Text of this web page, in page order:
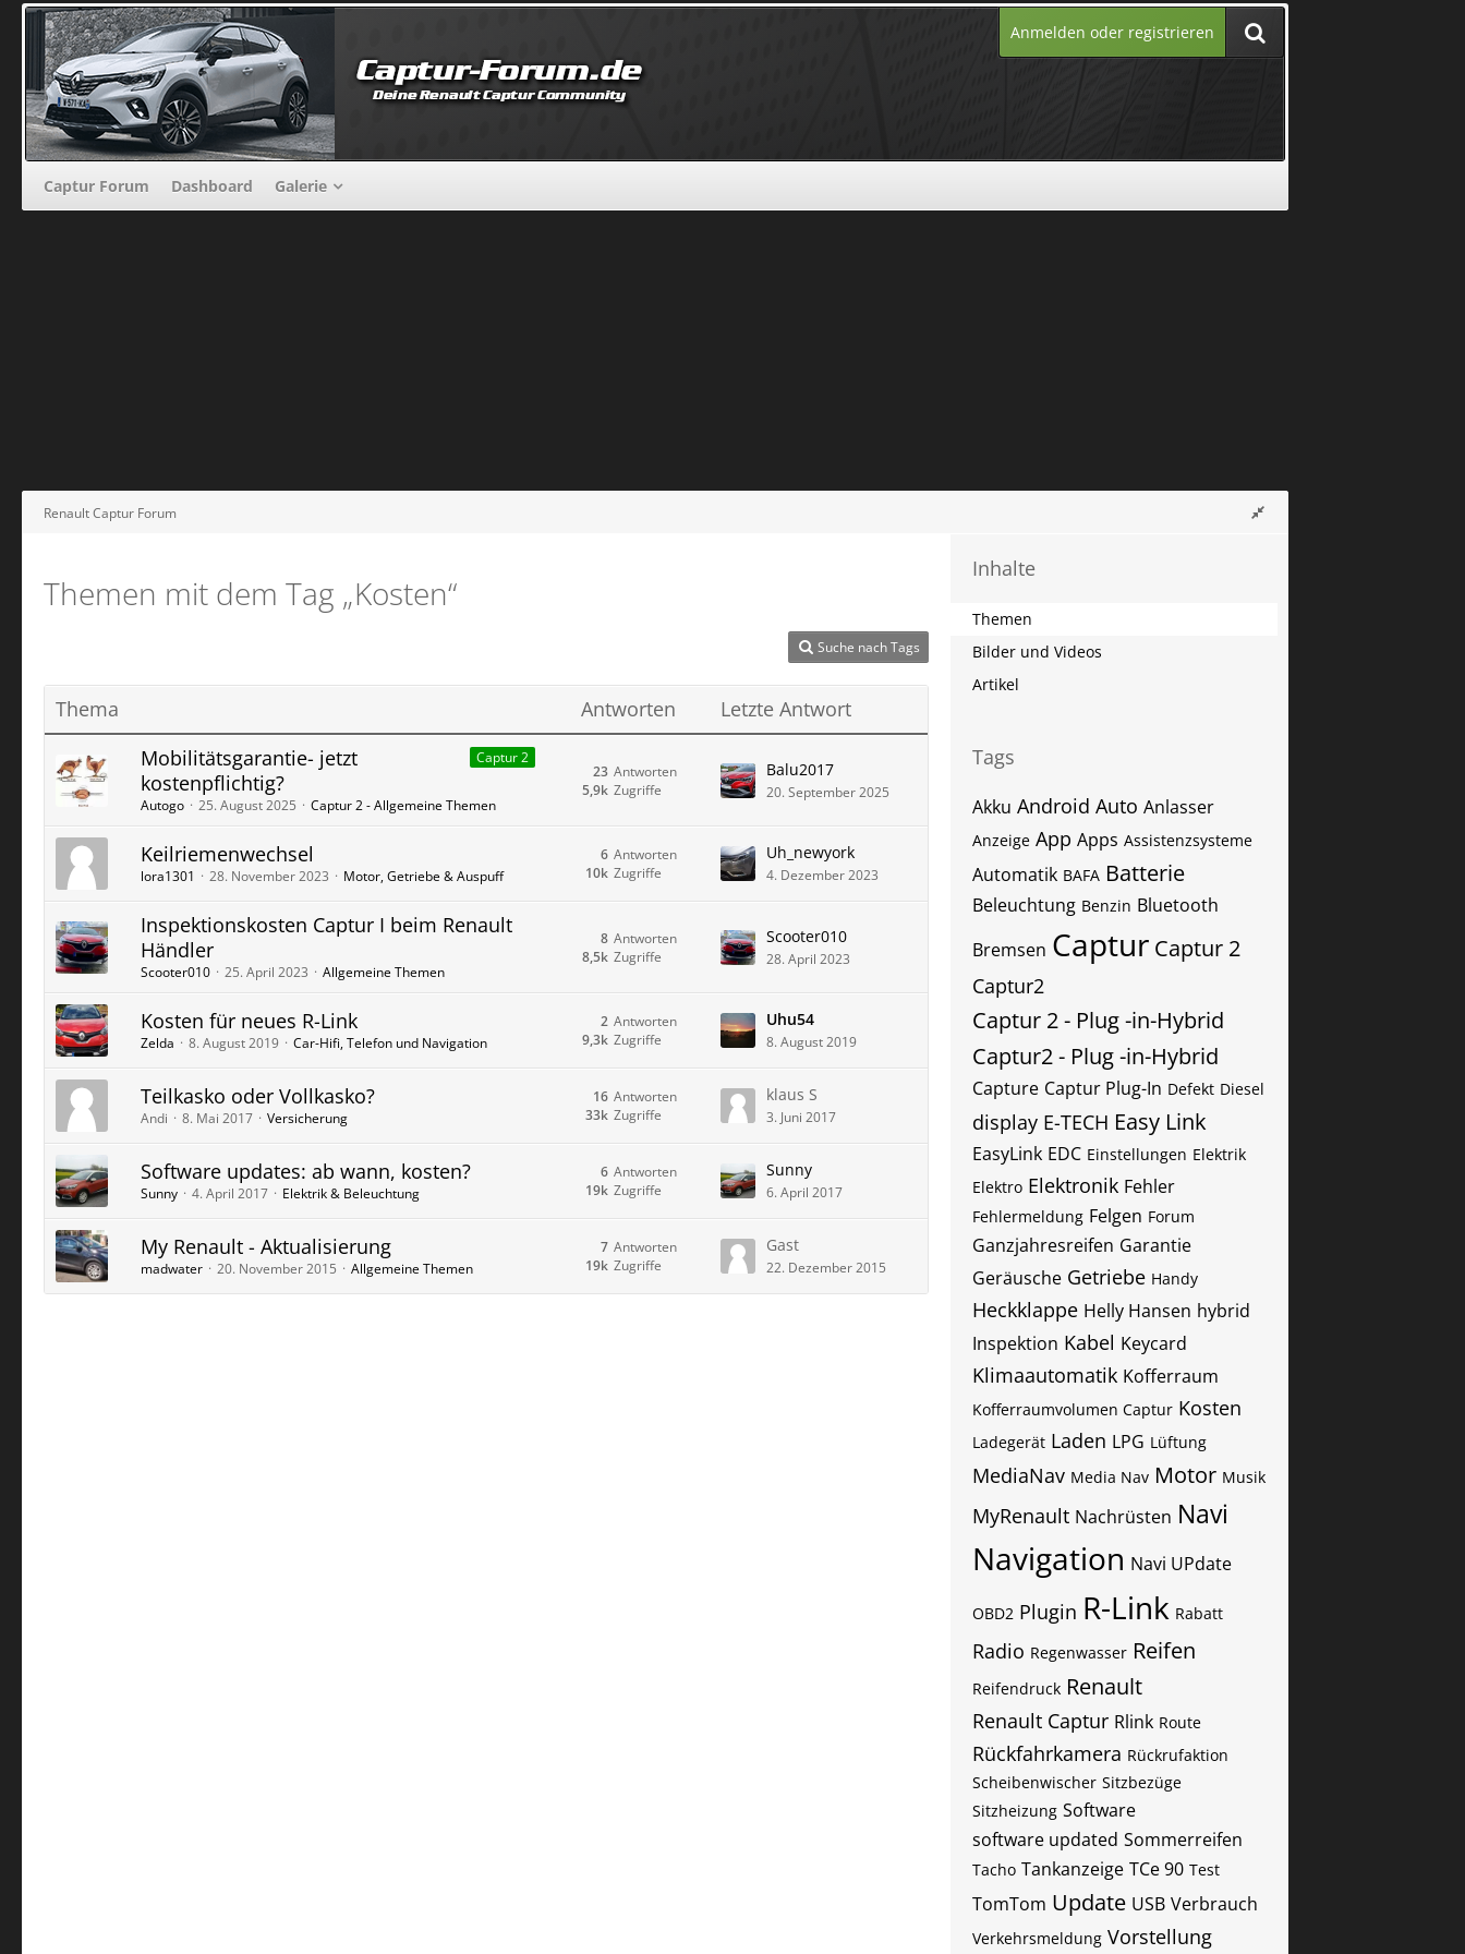
Anmelden oder registrieren
Captur Forum Dashboard Galerie
Renault Captur Forum
Themen mit dem Tag „Kosten“
Suche nach Tags
Thema Antworten Letzte Antwort
Captur 2
Mobilitätsgarantie- jetzt
kostenpflichtig?
Autogo 25. August 2025 Captur 2 - Allgemeine Themen
Antworten
23
Zugriffe
5,9k
Balu2017
20. September 2025
Keilriemenwechsel
lora1301 28. November 2023 Motor, Getriebe & Auspuff
Antworten
6
Zugriffe
10k
Uh_newyork
4. Dezember 2023
Inspektionskosten Captur I beim Renault
Händler
Scooter010 25. April 2023 Allgemeine Themen
Antworten
8
Zugriffe
8,5k
Scooter010
28. April 2023
Kosten für neues R-Link
Zelda 8. August 2019 Car-Hifi, Telefon und Navigation
Antworten
2
Zugriffe
9,3k
Uhu54
8. August 2019
Teilkasko oder Vollkasko?
Andi 8. Mai 2017 Versicherung
Antworten
16
Zugriffe
33k
klaus S
3. Juni 2017
Software updates: ab wann, kosten?
Sunny 4. April 2017 Elektrik & Beleuchtung
Antworten
6
Zugriffe
19k
Sunny
6. April 2017
My Renault - Aktualisierung
madwater 20. November 2015 Allgemeine Themen
Antworten
7
Zugriffe
19k
Gast
22. Dezember 2015
Inhalte
Themen
Bilder und Videos
Artikel
Tags
Akku Android Auto Anlasser
Anzeige App Apps Assistenzsysteme
Automatik BAFA Batterie
Beleuchtung Benzin Bluetooth
Bremsen Captur Captur 2
Captur2
Captur 2 - Plug -in-Hybrid
Captur2 - Plug -in-Hybrid
Capture Captur Plug-In Defekt Diesel
display E-TECH Easy Link
EasyLink EDC Einstellungen Elektrik
Elektro Elektronik Fehler
Fehlermeldung Felgen Forum
Ganzjahresreifen Garantie
Geräusche Getriebe Handy
Heckklappe Helly Hansen hybrid
Inspektion Kabel Keycard
Klimaautomatik Kofferraum
Kofferraumvolumen Captur Kosten
Ladegerät Laden LPG Lüftung
MediaNav Media Nav Motor Musik
MyRenault Nachrüsten Navi
Navigation Navi UPdate
OBD2 Plugin R-Link Rabatt
Radio Regenwasser Reifen
Reifendruck Renault
Renault Captur Rlink Route
Rückfahrkamera Rückrufaktion
Scheibenwischer Sitzbezüge
Sitzheizung Software
software updated Sommerreifen
Tacho Tankanzeige TCe 90 Test
TomTom Update USB Verbrauch
Verkehrsmeldung Vorstellung